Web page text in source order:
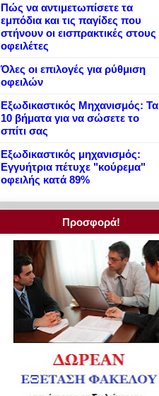
Πώς να αντιμετωπίσετε τα
εμπόδια και τις παγίδες που
στήνουν οι εισπρακτικές στους
οφειλέτες
Όλες οι επιλογές για ρύθμιση
οφειλών
Εξωδικαστικός Μηχανισμός: Τα
10 βήματα για να σώσετε το
σπίτι σας
Εξωδικαστικός μηχανισμός:
Εγγυήτρια πέτυχε "κούρεμα"
οφειλής κατά 89%
Προσφορά!